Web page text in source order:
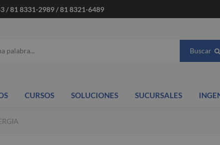
/ 81 8331-2989 / 81 8321-6489
Buscar
CURSOS SOLUCIONES SUCURSALES